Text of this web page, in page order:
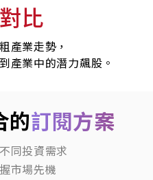
比
產業走勢，
產業中的潛力飆股。
的訂閱方案
同投資需求
市場先機